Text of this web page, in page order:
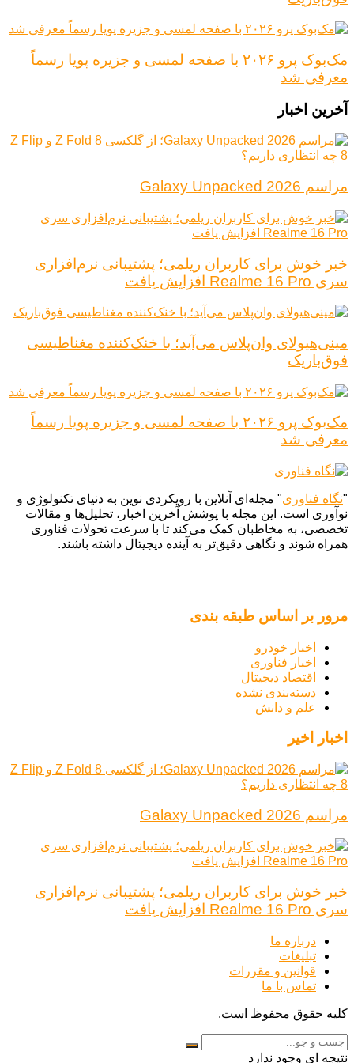
مک‌بوک پرو ۲۰۲۶ با صفحه لمسی و جزیره پویا رسماً
معرفی شد
آخرین اخبار
مراسم Galaxy Unpacked 2026
خبر خوش برای کاربران ریلمی؛ پشتیبانی نرم‌افزاری
سری Realme 16 Pro افزایش یافت
مینی‌هیولای وان‌پلاس می‌آید؛ با خنک‌کننده مغناطیسی
فوق‌باریک
مک‌بوک پرو ۲۰۲۶ با صفحه لمسی و جزیره پویا رسماً
معرفی شد
"نگاه فناوری" مجله‌ای آنلاین با رویکردی نوین به دنیای تکنولوژی و
نوآوری است. این مجله با پوشش آخرین اخبار، تحلیل‌ها و مقالات
تخصصی، به مخاطبان کمک می‌کند تا با سرعت تحولات فناوری
همراه شوند و نگاهی دقیق‌تر به آینده دیجیتال داشته باشند.
مرور بر اساس طبقه بندی
اخبار خودرو
اخبار فناوری
اقتصاد دیجیتال
دسته‌بندی نشده
علم و دانش
اخبار اخیر
مراسم Galaxy Unpacked 2026
خبر خوش برای کاربران ریلمی؛ پشتیبانی نرم‌افزاری
سری Realme 16 Pro افزایش یافت
درباره ما
تبلیغات
قوانین و مقررات
تماس با ما
کلیه حقوق محفوظ است.
نتیجه ای وجود ندارد